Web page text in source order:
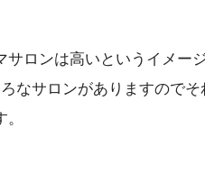
サロンは高いというイメー
なサロンがありますので